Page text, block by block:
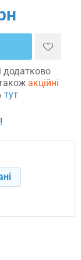
і додатково
акційні
тут